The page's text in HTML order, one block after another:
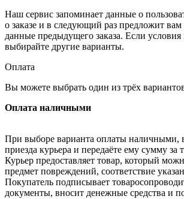
Наш сервис запоминает данные о
о заказе и в следующий раз предложит
данные предыдущего заказа. Если условия
выбирайте другие варианты.
Оплата
Вы можете выбрать один из трёх
Оплата наличными
При выборе варианта оплаты наличными,
приезда курьера и передаёте ему сумму за
Курьер предоставляет товар, который
предмет повреждений, соответствие
Покупатель подписывает
документы, вносит денежные средства и